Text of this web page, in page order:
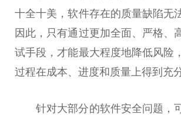
十全十美，软件存在的质量缺陷无
因此，只有通过更加全面、严格、
试手段，才能最大程度地降低风险
过程在成本、进度和质量上得到充
针对大部分的软件安全问题，